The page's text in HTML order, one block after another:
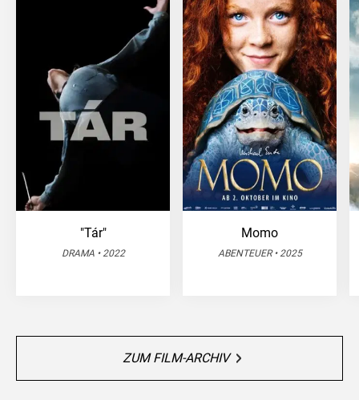
"Tár"
DRAMA • 2022
Momo
ABENTEUER • 2025
ZUM FILM-ARCHIV